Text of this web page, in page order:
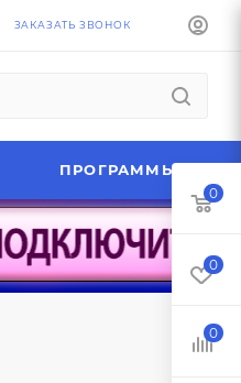
ЗАКАЗАТЬ ЗВОНОК
ПРОГРАММЫ
0
0
0